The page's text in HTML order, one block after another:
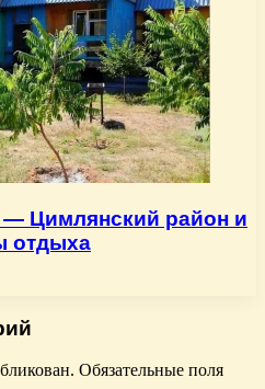
— Цимлянский район и
отдыха
Обязательные поля